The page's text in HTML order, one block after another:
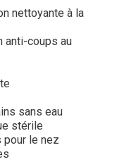
nettoyante à la
anti-coups au
sans eau
stérile
le nez